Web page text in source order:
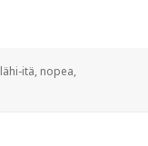
Tags
lähi-itä, nopea,